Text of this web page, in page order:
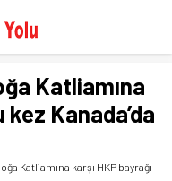
Katliamına
kez Kanada’da
Katliamına karşı HKP bayrağı